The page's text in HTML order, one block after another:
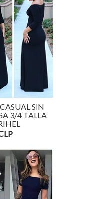
SIN
3/4 TALLA